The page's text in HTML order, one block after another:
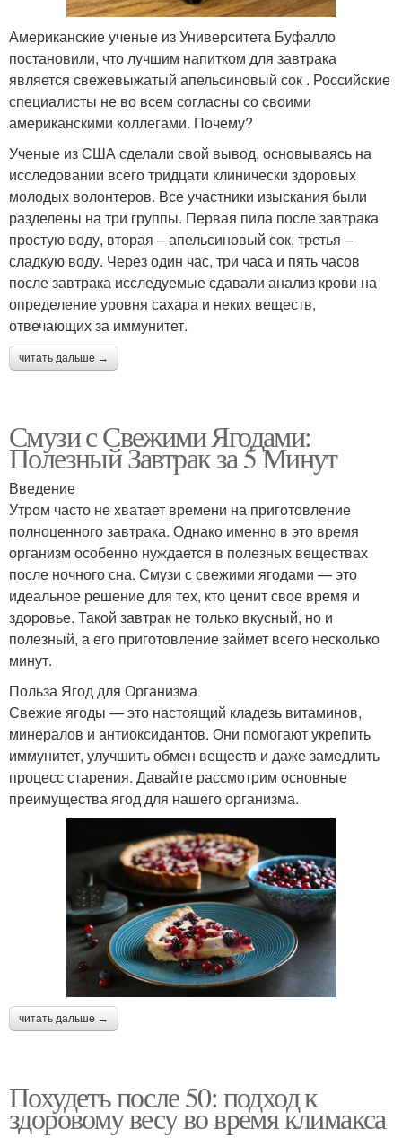
Американские ученые из Университета Буфалло
постановили, что лучшим напитком для завтрака
является свежевыжатый апельсиновый сок . Российские
специалисты не во всем согласны со своими
американскими коллегами. Почему?
Ученые из США сделали свой вывод, основываясь на
исследовании всего тридцати клинически здоровых
молодых волонтеров. Все участники изыскания были
разделены на три группы. Первая пила после завтрака
простую воду, вторая – апельсиновый сок, третья –
сладкую воду. Через один час, три часа и пять часов
после завтрака исследуемые сдавали анализ крови на
определение уровня сахара и неких веществ,
отвечающих за иммунитет.
читать дальше →
Смузи с Свежими Ягодами:
Полезный Завтрак за 5 Минут
Введение
Утром часто не хватает времени на приготовление
полноценного завтрака. Однако именно в это время
организм особенно нуждается в полезных веществах
после ночного сна. Смузи с свежими ягодами — это
идеальное решение для тех, кто ценит свое время и
здоровье. Такой завтрак не только вкусный, но и
полезный, а его приготовление займет всего несколько
минут.
Польза Ягод для Организма
Свежие ягоды — это настоящий кладезь витаминов,
минералов и антиоксидантов. Они помогают укрепить
иммунитет, улучшить обмен веществ и даже замедлить
процесс старения. Давайте рассмотрим основные
преимущества ягод для нашего организма.
читать дальше →
Похудеть после 50: подход к
здоровому весу во время климакса